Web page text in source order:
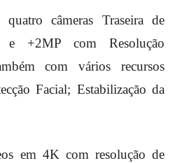
câmeras Traseira de
+2MP com Resolução
com vários recursos
Facial; Estabilização da
em 4K com resolução de